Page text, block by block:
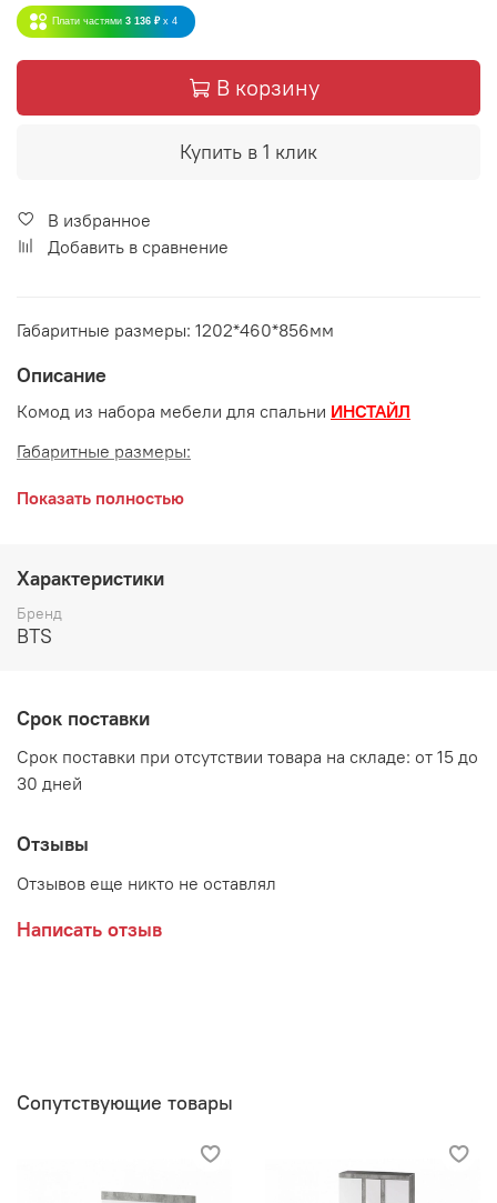
Плати частями 3 136 ₽ x 4
В корзину
Купить в 1 клик
В избранное
Добавить в сравнение
Габаритные размеры: 1202*460*856мм
Описание
Комод из набора мебели для спальни ИНСТАЙЛ
Габаритные размеры:
длина 1202 мм
высота 856 мм
Цвет:
Производитель:
Показать полностью
Характеристики
Бренд
BTS
Срок поставки
Срок поставки при отсутствии товара на складе: от 15 до
30 дней
Отзывы
Отзывов еще никто не оставлял
Написать отзыв
Сопутствующие товары